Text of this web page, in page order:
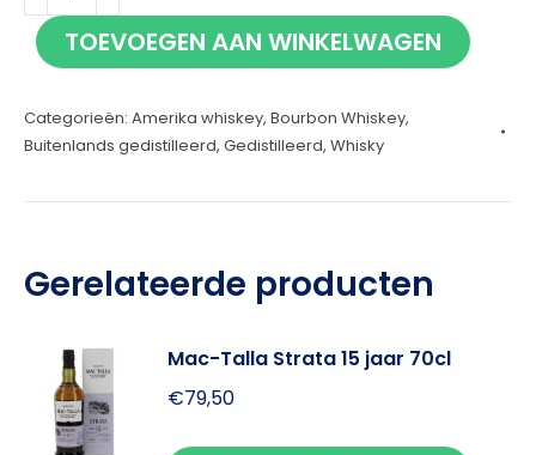
Roses
70cl TOEVOEGEN AAN WINKELWAGEN
Categorieën: Amerika whiskey, Bourbon Whiskey,
Buitenlands gedistilleerd, Gedistilleerd, Whisky
Gerelateerde producten
Mac-Talla Strata 15 jaar 70cl
€79,50